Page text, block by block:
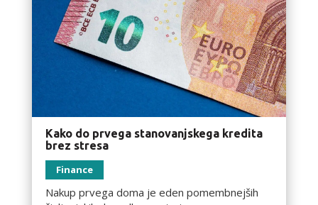
Kako do prvega stanovanjskega kredita
brez stresa
Finance
Nakup prvega doma je eden pomembnejših